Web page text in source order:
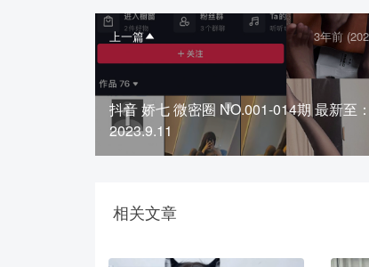
上一篇 3年前
抖音 娇七 微密圈 NO.001-014期 最新至：
2023.9.11
相关文章